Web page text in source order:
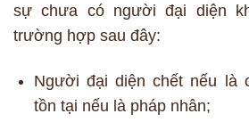
sự chưa có người đại diện
trường hợp sau đây:
Người đại diện chết nếu là
tồn tại nếu là pháp nhân;